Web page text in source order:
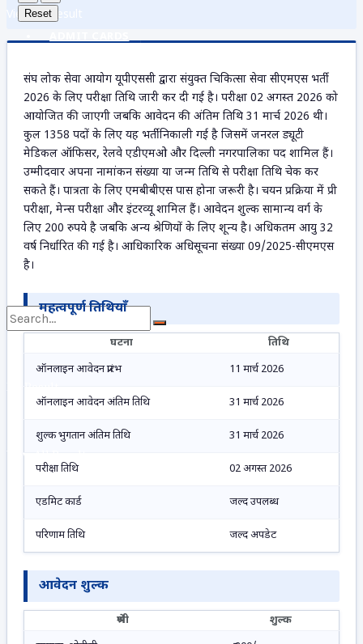
ANSWER KEY
ADMISSION
DOCUMENTS
No Result
View All Result
View All Result
Reset
संघ लोक सेवा आयोग यूपीएससी द्वारा संयुक्त चिकित्सा सेवा सीएमएस भर्ती
2026 के लिए परीक्षा तिथि जारी कर दी गई है। परीक्षा 02 अगस्त 2026 को
आयोजित की जाएगी जबकि आवेदन की अंतिम तिथि 31 मार्च 2026 थी।
कुल 1358 पदों के लिए यह भर्ती निकाली गई है जिसमें जनरल ड्यूटी
मेडिकल ऑफिसर, रेलवे एडीएमओ और दिल्ली नगरपालिका पद शामिल हैं।
उम्मीदवार अपना नामांकन संख्या या जन्म तिथि से परीक्षा तिथि चेक कर
सकते हैं। पात्रता के लिए एमबीबीएस पास होना जरूरी है। चयन प्रक्रिया में प्री
परीक्षा, मेन्स परीक्षा और इंटरव्यू शामिल हैं। आवेदन शुल्क सामान्य वर्ग के
लिए 200 रुपये है जबकि अन्य श्रेणियों के लिए शून्य है। अधिकतम आयु 32
वर्ष निर्धारित की गई है। आधिकारिक अधिसूचना संख्या 09/2025-सीएमएस
है।
महत्वपूर्ण तिथियाँ
घटना
तिथि
ऑनलाइन आवेदन प्रारंभ
11 मार्च 2026
ऑनलाइन आवेदन अंतिम तिथि 31 मार्च 2026
शुल्क भुगतान अंतिम तिथि 31 मार्च 2026
परीक्षा तिथि 02 अगस्त 2026
एडमिट कार्ड जल्द उपलब्ध
परिणाम तिथि जल्द अपडेट
आवेदन शुल्क
श्रेणी
शुल्क